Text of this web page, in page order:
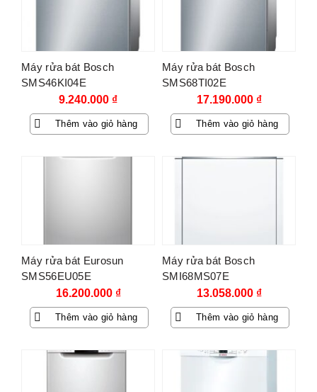
Máy rửa bát Bosch
SMS46KI04E
9.240.000 ₫
Thêm vào giỏ hàng
Máy rửa bát Bosch
SMS68TI02E
17.190.000 ₫
Thêm vào giỏ hàng
Máy rửa bát Eurosun
SMS56EU05E
16.200.000 ₫
Thêm vào giỏ hàng
Máy rửa bát Bosch
SMI68MS07E
13.058.000 ₫
Thêm vào giỏ hàng